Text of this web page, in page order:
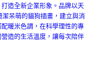
造全新企業形象。品牌以天
呆萌的貓狗插畫，建立與消
暖米色調，在科學理性的專
造的生活溫度，讓每次陪伴